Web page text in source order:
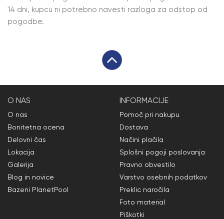
14 dni, kupcu ni potrebno navesti razloga za odstop od
pogodbe.
O NAS
O nas
Bonitetna ocena
Delovni čas
Lokacija
Galerija
Blog in novice
Bazeni PlanetPool
INFORMACIJE
Pomoč pri nakupu
Dostava
Načini plačila
Splošni pogoji poslovanja
Pravno obvestilo
Varstvo osebnih podatkov
Preklic naročila
Foto material
Piškotki